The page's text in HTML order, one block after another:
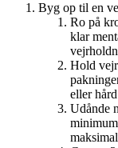
Byg op til en
Ro på
klar
Hold
eller
Udånde